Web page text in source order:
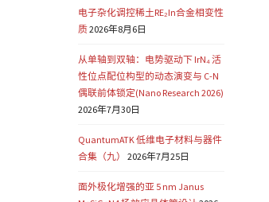
电子杂化调控稀土RE₂In合金相变性
质2026年8月6日
从单轴到双轴：电势驱动下 IrN₄ 活
性位点配位构型的动态演变与 C-N
偶联前体锁定(Nano Research 2026)
2026年7月30日
QuantumATK 低维电子材料与器件
合集（九）
2026年7月25日
面外极化增强的亚 5 nm Janus